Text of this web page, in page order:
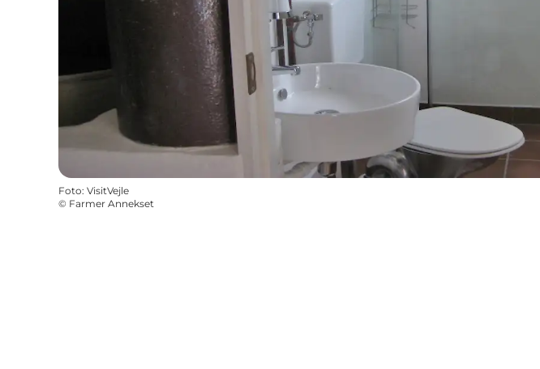
Foto: VisitVejle
© Farmer Annekset